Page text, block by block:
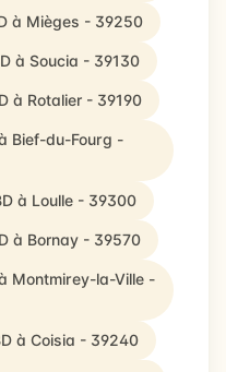
à Mièges - 39250
à Soucia - 39130
à Rotalier - 39190
Bief-du-Fourg -
à Loulle - 39300
à Bornay - 39570
Montmirey-la-Ville -
à Coisia - 39240